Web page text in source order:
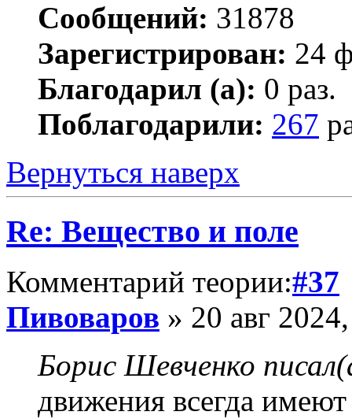
Сообщений: 31878
Зарегистрирован: 24
Благодарил (а): 0 раз.
Поблагодарили: 267
Вернуться наверх
Re: Вещество и поле
Комментарий теории:#37
Пивоваров » 20 авг
Борис Шевченко
движения всегда